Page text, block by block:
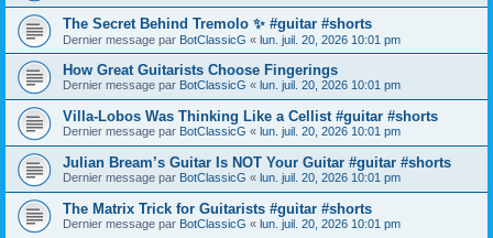
The Secret Behind Tremolo ✨ #guitar #shorts
Dernier message par BotClassicG « lun. juil. 20, 2026 10:01 pm
How Great Guitarists Choose Fingerings
Dernier message par BotClassicG « lun. juil. 20, 2026 10:01 pm
Villa-Lobos Was Thinking Like a Cellist #guitar #shorts
Dernier message par BotClassicG « lun. juil. 20, 2026 10:01 pm
Julian Bream’s Guitar Is NOT Your Guitar #guitar #shorts
Dernier message par BotClassicG « lun. juil. 20, 2026 10:01 pm
The Matrix Trick for Guitarists #guitar #shorts
Dernier message par BotClassicG « lun. juil. 20, 2026 10:01 pm